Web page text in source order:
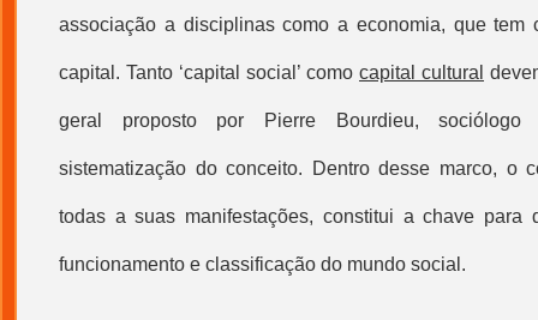
associação a disciplinas como a economia, que tem
capital. Tanto ‘capital social ’ como capital cultural
geral proposto por Pierre Bourdieu, sociólogo
sistematização do conceito. Dentro desse marco, o
todas a suas manifestações, constitui a chave para
funcionamento e classificação do mundo social.